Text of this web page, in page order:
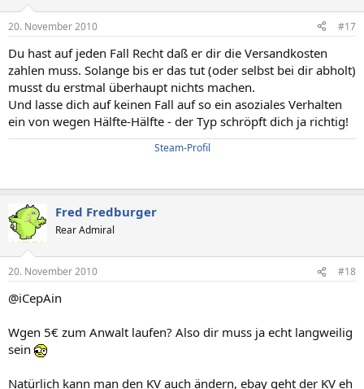
20. November 2010 #17
Du hast auf jeden Fall Recht daß er dir die Versandkosten
zahlen muss. Solange bis er das tut (oder selbst bei dir abholt)
musst du erstmal überhaupt nichts machen.
Und lasse dich auf keinen Fall auf so ein asoziales Verhalten
ein von wegen Hälfte-Hälfte - der Typ schröpft dich ja richtig!
Steam-Profil
Fred Fredburger
Rear Admiral
20. November 2010 #18
@iCepAin
Wgen 5€ zum Anwalt laufen? Also dir muss ja echt langweilig
sein
Natürlich kann man den KV auch ändern, ebay geht der KV eh